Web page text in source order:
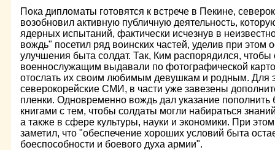
Пока дипломаты готовятся к встрече в Пекине,
возобновил активную публичную деятельность,
ядерных испытаний, фактически исчезнув в
вождь" посетил ряд воинских частей, уделив при этом
улучшения быта солдат. Так, Ким распорядился,
военнослужащим выдавали по фотографической
отослать их своим любимым девушкам и родным. Для
северокорейские СМИ, в части уже завезены
пленки. Одновременно вождь дал указание пополнить
книгами с тем, чтобы солдаты могли набираться
а также в сфере культуры, науки и экономики. При
заметил, что "обеспечение хороших условий быта
боеспособности и боевого духа армии".